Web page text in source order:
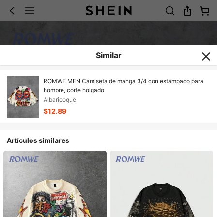
Similar
ROMWE MEN Camiseta de manga 3/4 con estampado para
hombre, corte holgado
Albaricoque
$12.89
Artículos similares